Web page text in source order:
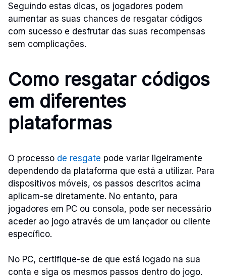
Seguindo estas dicas, os jogadores podem
aumentar as suas chances de resgatar códigos
com sucesso e desfrutar das suas recompensas
sem complicações.
Como resgatar códigos
em diferentes
plataformas
O processo de resgate pode variar ligeiramente
dependendo da plataforma que está a utilizar. Para
dispositivos móveis, os passos descritos acima
aplicam-se diretamente. No entanto, para
jogadores em PC ou consola, pode ser necessário
aceder ao jogo através de um lançador ou cliente
específico.
No PC, certifique-se de que está logado na sua
conta e siga os mesmos passos dentro do jogo.